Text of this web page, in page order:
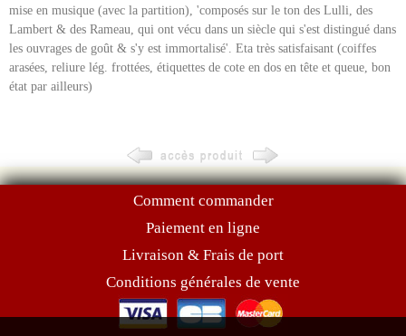
mise en musique (avec la partition), 'composés sur le ton des Lulli, des
Lambert & des Rameau, qui ont vécu dans un siècle qui s'est distingué dans
les ouvrages de goût & s'y est immortalisé'. Eta très satisfaisant (coiffes
arasées, reliure lég. frottées, étiquettes de cote en dos en tête et queue, bon
état par ailleurs)
Comment commander
Paiement en ligne
Livraison & Frais de port
Conditions générales de vente